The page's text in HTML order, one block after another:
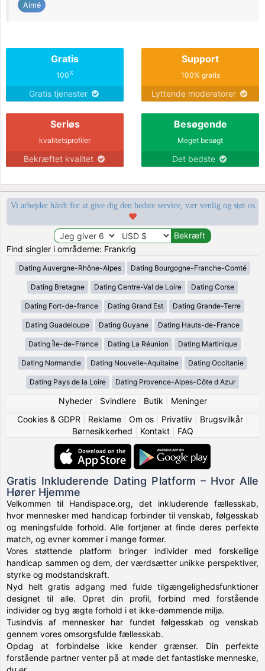
Aimé
Gratis
100%
Gratis tjenester
Support
100% gratis
Lyttende moderatorer
Seriøs
kvalitetsprofiler
Bekræftet kvalitet
Besøgende
Meget besøgt
Det bedste
Vi arbejder hårdt for at give dig den bedste service, vær venlig og støt os
Find singler i områderne: Frankrig
Dating Auvergne-Rhône-Alpes Dating Bourgogne-Franche-Comté
Dating Bretagne Dating Centre-Val de Loire Dating Corse
Dating Fort-de-france Dating Grand Est Dating Grande-Terre
Dating Guadeloupe Dating Guyane Dating Hauts-de-France
Dating Île-de-France Dating La Réunion Dating Martinique
Dating Normandie Dating Nouvelle-Aquitaine Dating Occitanie
Dating Pays de la Loire Dating Provence-Alpes-Côte d Azur
Nyheder| Svindlere| Butik
Meninger
Cookies & GDPR
Reklame| Om os| Privatliv| Brugsvilkår|
Børnesikkerhed
Kontakt| FAQ
Gratis Inkluderende Dating Platform – Hvor Alle
Hører Hjemme
Velkommen til Handispace.org, det inkluderende fællesskab,
hvor mennesker med handicap forbinder til venskab, følgesskab
og meningsfulde forhold. Alle fortjener at finde deres perfekte
match, og evner kommer i mange former.
Vores støttende platform bringer individer med forskellige
handicap sammen og dem, der værdsætter unikke perspektiver,
styrke og modstandskraft.
Nyd helt gratis adgang med fulde tilgængelighedsfunktioner
designet til alle. Opret din profil, forbind med forstående
individer og byg ægte forhold i et ikke-dømmende miljø.
Tusindvis af mennesker har fundet følgesskab og venskab
gennem vores omsorgsfulde fællesskab.
Opdag at forbindelse ikke kender grænser. Din perfekte
forstående partner venter på at møde det fantastiske menneske,